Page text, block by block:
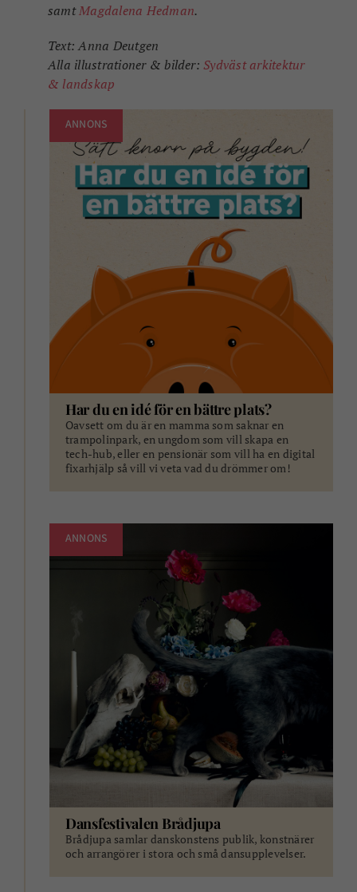
Har du en idé för en bättre plats?
Oavsett om du är en mamma som saknar en
trampolinpark, en ungdom som vill skapa en
tech-hub, eller en pensionär som vill ha en digital
fixarhjälp så vill vi veta vad du drömmer om!
ANNONS
Dansfestivalen Brådjupa
Brådjupa samlar danskonstens publik, konstnärer
och arrangörer i stora och små dansupplevelser.
ANNONS